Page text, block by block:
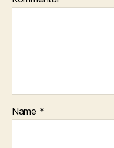
Name *